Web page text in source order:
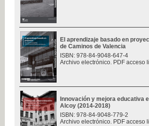
El aprendizaje basado en
de Caminos de Valencia
ISBN: 978-84-9048-647-4
Archivo electrónico. PDF acceso
Innovación y mejora educativa
Alcoy (2014-2018)
ISBN: 978-84-9048-779-2
Archivo electrónico. PDF acceso